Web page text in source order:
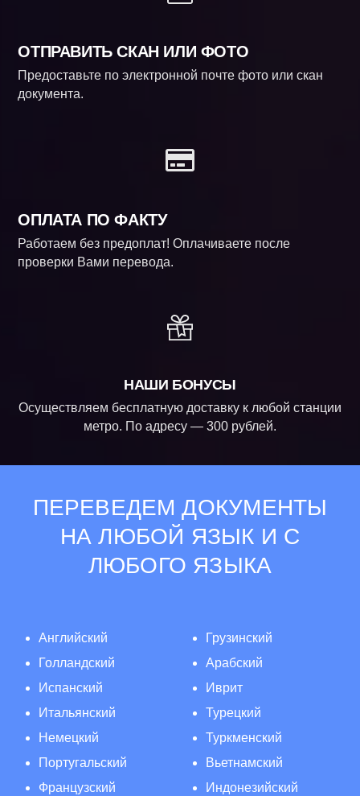
ОТПРАВИТЬ СКАН ИЛИ ФОТО
Предоставьте по электронной почте фото или скан
документа.
ОПЛАТА ПО ФАКТУ
Работаем без предоплат! Оплачиваете после
проверки Вами перевода.
НАШИ БОНУСЫ
Осуществляем бесплатную доставку к любой станции
метро. По адресу — 300 рублей.
ПЕРЕВЕДЕМ ДОКУМЕНТЫ
НА ЛЮБОЙ ЯЗЫК И С
ЛЮБОГО ЯЗЫКА
Английский
Голландский
Испанский
Итальянский
Немецкий
Португальский
Французский
Грузинский
Арабский
Иврит
Турецкий
Туркменский
Вьетнамский
Индонезийский